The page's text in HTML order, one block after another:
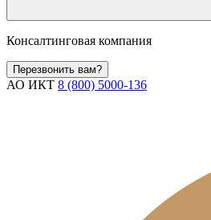
Консалтинговая компания
Перезвонить вам?
АО ИКТ 8 (800) 5000-136